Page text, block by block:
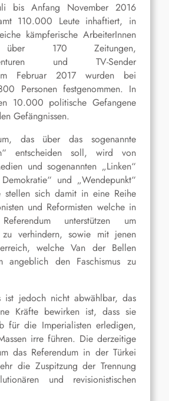
bis Anfang November 2016
110.000 Leute inhaftiert, in
kämpferische ArbeiterInnen
über 170 Zeitungen,
und TV-Sender
Februar 2017 wurden bei
Personen festgenommen. In
10.000 politische Gefangene
Gefängnissen.
das über das sogenannte
entscheiden soll, wird von
und sogenannten „Linken“
und „Wendepunkt“
stellen sich damit in eine Reihe
und Reformisten welche in
unterstützen um
zu verhindern, sowie mit jenen
welche Van der Bellen
angeblich den Faschismus zu
ist jedoch nicht abwählbar, das
Kräfte bewirken ist, dass sie
für die Imperialisten erledigen,
irre führen. Die derzeitige
das Referendum in der Türkei
die Zuspitzung der Trennung
und revisionistischen